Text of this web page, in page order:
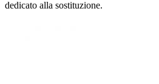
dedicato alla sostituzione.